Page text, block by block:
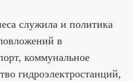
служила и политика
в
коммунальное
гидроэлектростанций,